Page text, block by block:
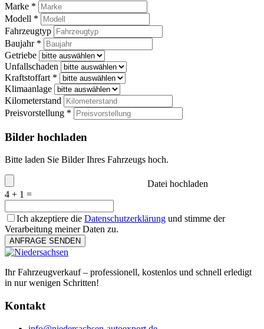
Marke *
Modell *
Fahrzeugtyp
Baujahr *
Getriebe
Unfallschaden
Kraftstoffart *
Klimaanlage
Kilometerstand
Preisvorstellung *
Bilder hochladen
Bitte laden Sie Bilder Ihres Fahrzeugs hoch.
Datei hochladen
4 + 1 =
Ich akzeptiere die Datenschutzerklärung und stimme der
Verarbeitung meiner Daten zu.
ANFRAGE SENDEN
Ihr Fahrzeugverkauf – professionell, kostenlos und schnell erledigt
in nur wenigen Schritten!
Kontakt